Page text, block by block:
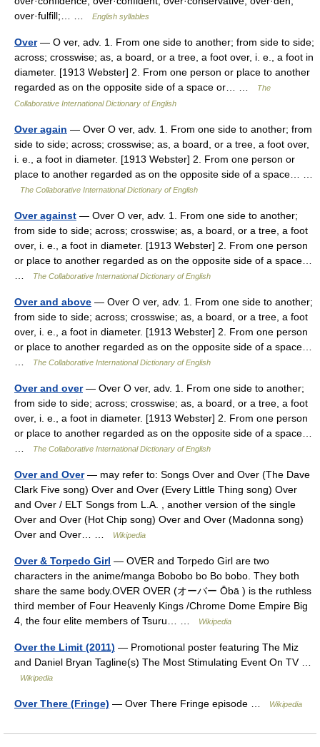
over·fulfill;… …
English syllables
Over— O ver, adv. 1. From one side to another; from side to side;
across; crosswise; as, a board, or a tree, a foot over, i. e., a foot in
diameter. [1913 Webster] 2. From one person or place to another
regarded as on the opposite side of a space or… …
The
Collaborative International Dictionary of English
Over again — Over O ver, adv. 1. From one side to another; from
side to side; across; crosswise; as, a board, or a tree, a foot over,
i. e., a foot in diameter. [1913 Webster] 2. From one person or
place to another regarded as on the opposite side of a space… …
The Collaborative International Dictionary of English
Over against — Over O ver, adv. 1. From one side to another;
from side to side; across; crosswise; as, a board, or a tree, a foot
over, i. e., a foot in diameter. [1913 Webster] 2. From one person
or place to another regarded as on the opposite side of a space…
The Collaborative International Dictionary of English
Over and above — Over O ver, adv. 1. From one side to another;
from side to side; across; crosswise; as, a board, or a tree, a foot
over, i. e., a foot in diameter. [1913 Webster] 2. From one person
or place to another regarded as on the opposite side of a space…
The Collaborative International Dictionary of English
Over and over— Over O ver, adv. 1. From one side to another;
from side to side; across; crosswise; as, a board, or a tree, a foot
over, i. e., a foot in diameter. [1913 Webster] 2. From one person
or place to another regarded as on the opposite side of a space…
The Collaborative International Dictionary of English
Over and Over— may refer to: Songs Over and Over (The Dave
Clark Five song) Over and Over (Every Little Thing song) Over
and Over / ELT Songs from L.A. , another version of the single
Over and Over (Hot Chip song) Over and Over (Madonna song)
Over and Over… …
Wikipedia
Over & Torpedo Girl — OVER and Torpedo Girl are two
characters in the anime/manga Bobobo bo Bo bobo. They both
share the same body.OVER OVER (オーバー Ōbā ) is the ruthless
third member of Four Heavenly Kings /Chrome Dome Empire Big
4, the four elite members of Tsuru… …
Wikipedia
Over the Limit (2011) — Promotional poster featuring The Miz
and Daniel Bryan Tagline(s) The Most Stimulating Event On TV …
Wikipedia
Over There (Fringe) — Over There Fringe episode … Wikipedia